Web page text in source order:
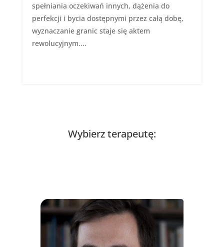
spełniania oczekiwań innych, dążenia do
perfekcji i bycia dostępnymi przez całą dobę,
wyznaczanie granic staje się aktem
rewolucyjnym....
Wybierz terapeutę: